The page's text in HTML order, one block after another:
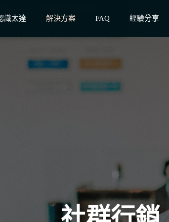
識太達 解決方案 FAQ 經驗分享